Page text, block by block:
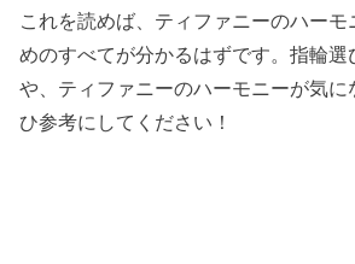
これを読めば、ティファニーのハーモ
めのすべてが分かるはずです。指輪選
や、ティファニーのハーモニーが気に
ひ参考にしてください！